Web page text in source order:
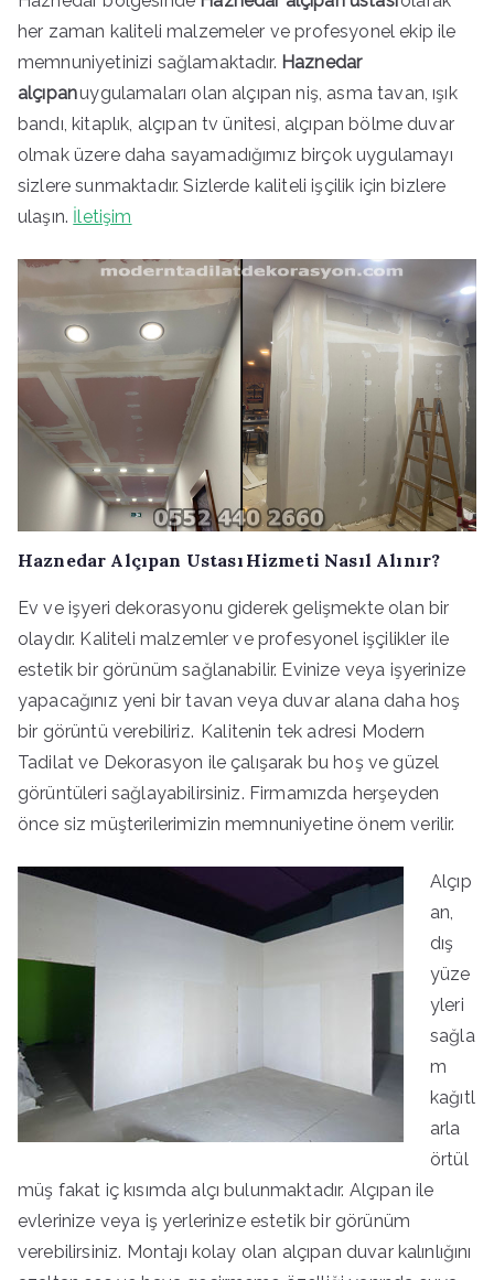
her zaman kaliteli malzemeler ve profesyonel ekip ile
memnuniyetinizi sağlamaktadır. Haznedar
alçıpanuygulamaları olan alçıpan niş, asma tavan, ışık
bandı, kitaplık, alçıpan tv ünitesi, alçıpan bölme duvar
olmak üzere daha sayamadığımız birçok uygulamayı
sizlere sunmaktadır. Sizlerde kaliteli işçilik için bizlere
ulaşın. İletişim
Haznedar Alçıpan Ustası Hizmeti Nasıl Alınır?
Ev ve işyeri dekorasyonu giderek gelişmekte olan bir
olaydır. Kaliteli malzemler ve profesyonel işçilikler ile
estetik bir görünüm sağlanabilir. Evinize veya işyerinize
yapacağınız yeni bir tavan veya duvar alana daha hoş
bir görüntü verebiliriz. Kalitenin tek adresi Modern
Tadilat ve Dekorasyon ile çalışarak bu hoş ve güzel
görüntüleri sağlayabilirsiniz. Firmamızda herşeyden
önce siz müşterilerimizin memnuniyetine önem verilir.
Alçıp
an,
dış
yüze
yleri
sağla
m
kağıtl
arla
örtül
müş fakat iç kısımda alçı bulunmaktadır. Alçıpan ile
evlerinize veya iş yerlerinize estetik bir görünüm
verebilirsiniz. Montajı kolay olan alçıpan duvar kalınlığını